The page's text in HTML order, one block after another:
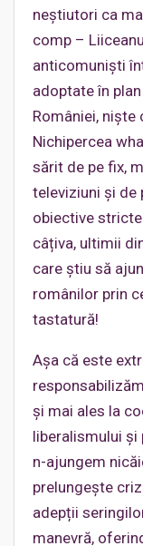
neștiutori ca
comp –
anticomuniști
adoptate în
României, niște
Nichipercea
sărit de pe fix,
televiziuni și de
obiective
câțiva, ultimii
care știu să
românilor prin
tastatură!
Așa că este
și mai ales la
liberalismului
n-ajungem
prelungește
adepții
manevră,